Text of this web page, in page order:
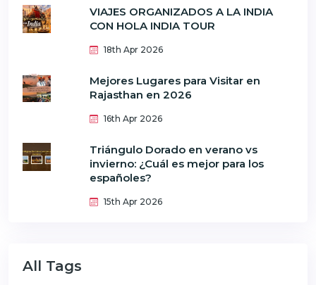
VIAJES ORGANIZADOS A LA INDIA
CON HOLA INDIA TOUR
18th Apr 2026
Mejores Lugares para Visitar en
Rajasthan en 2026
16th Apr 2026
Triángulo Dorado en verano vs
invierno: ¿Cuál es mejor para los
españoles?
15th Apr 2026
All Tags